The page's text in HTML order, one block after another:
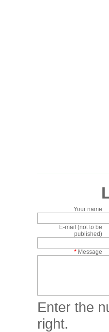
Your name
E-mail (not to be
published)
* Message
Enter the
right.